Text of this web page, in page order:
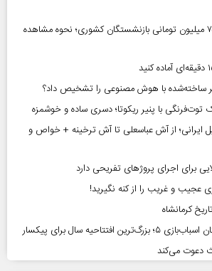
استعلام وام ضروری ۷۵ میلیون تومانی بازنشستگان کشوری؛ نحوه مشاهده
ساخته‌شده با هوش مصنوعی را تشخیص داد؟
با پنیر ریکوتا؛ دسری ساده و خوشمزه
ایرانی؛ از آش عباسعلی تا آش ترخینه + خواص و
برای اجرای پروژهای تفریحی دارد
عجیب و غریب را از کنه نگیرید!
کرمانشاه
سال برای پیکسار
دعوت می‌کند